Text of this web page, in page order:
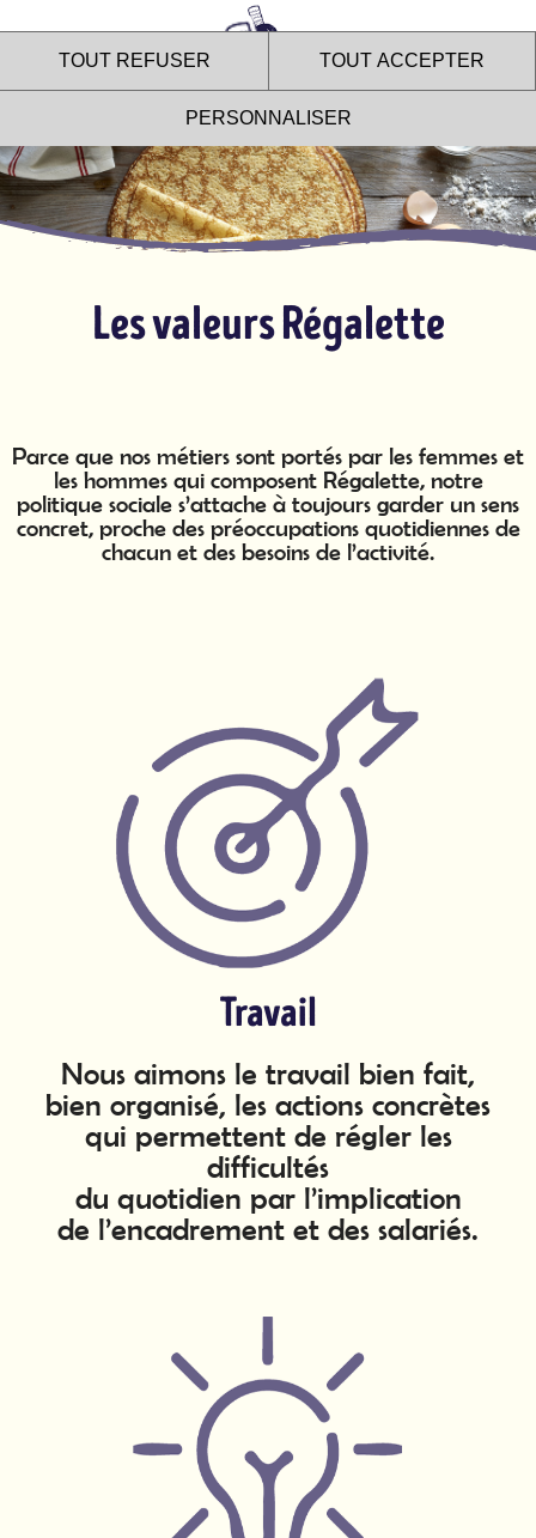
Les valeurs Régalette
Parce que nos métiers sont portés par les femmes et
les hommes qui composent Régalette, notre
politique sociale s’attache à toujours garder un sens
concret, proche des préoccupations quotidiennes de
chacun et des besoins de l’activité.
Travail
Nous aimons le travail bien fait,
bien organisé, les actions concrètes
qui permettent de régler les
difficultés
du quotidien par l’implication
de l’encadrement et des salariés.
Le site internet Régalette
utilise des cookies !
services tiers, vous acceptez le dépôt et la lecture de cookies et
l'utilisation de technologies de suivi nécessaires à leur bon
fonctionnement.
Charte de confidentialité
TOUT REFUSER TOUT ACCEPTER
PERSONNALISER